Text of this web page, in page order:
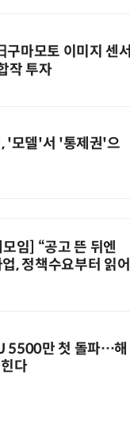
구마모토 이미지 센서
작 투자
'모델'서 '통제권'으
모임] “공고 뜬 뒤엔
, 정책수요부터 읽어
5500만 첫 돌파…해
다